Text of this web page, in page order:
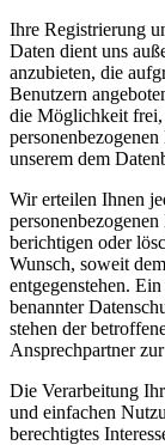
Ihre Registrierung
Daten dient uns
anzubieten, die
Benutzern
die Möglichkeit frei,
unserem dem
Wir erteilen Ihnen
berichtigen oder
Wunsch, soweit
entgegenstehen.
benannter
stehen der
Ansprechpartner
Die Verarbeitung
und einfachen
berechtigtes